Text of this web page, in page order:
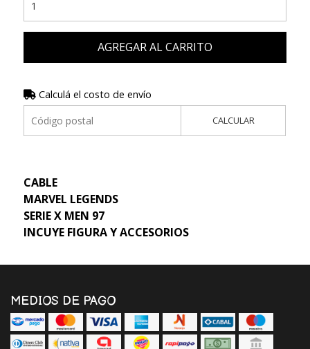
AGREGAR AL CARRITO
Calculá el costo de envío
CALCULAR
CABLE
MARVEL LEGENDS
SERIE X MEN 97
INCUYE FIGURA Y ACCESORIOS
MEDIOS DE PAGO